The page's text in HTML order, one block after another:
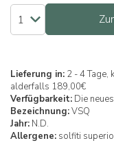
Lieferung in: 2 - 4 Tage,
alderfalls 189,00€
Verfügbarkeit: Die
Bezeichnung:VSQ
Jahr: N.D.
Allergene: solfiti